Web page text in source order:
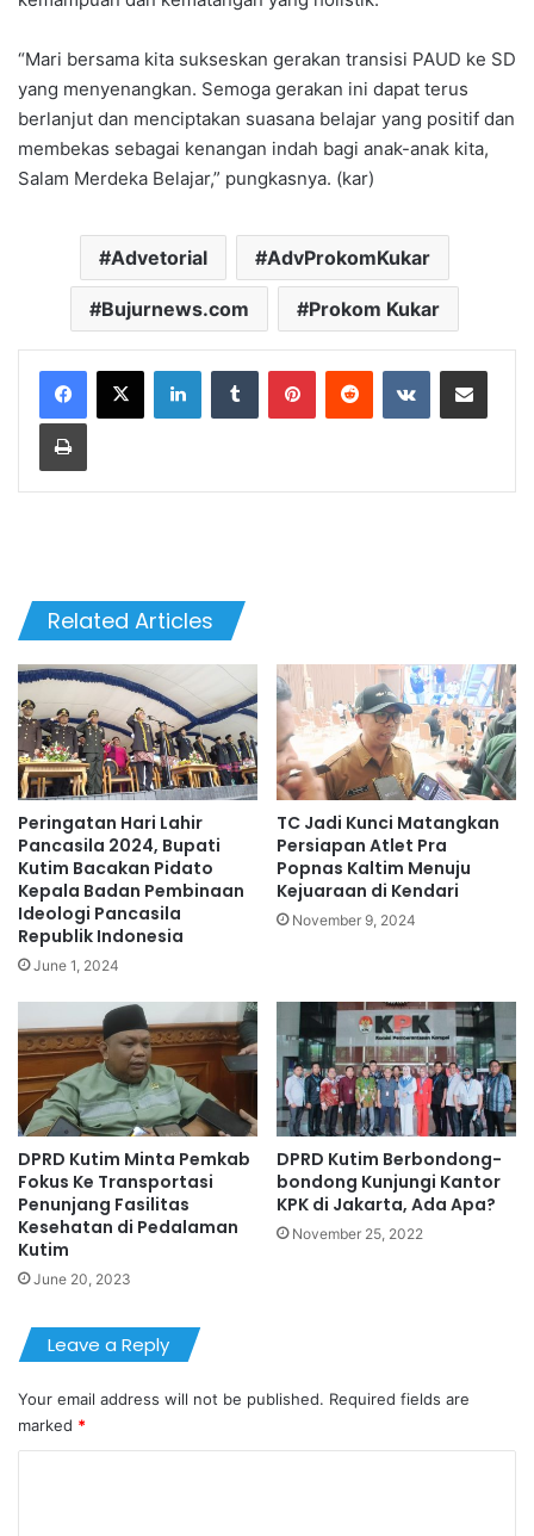
“Mari bersama kita sukseskan gerakan transisi PAUD ke SD
yang menyenangkan. Semoga gerakan ini dapat terus
berlanjut dan menciptakan suasana belajar yang positif dan
membekas sebagai kenangan indah bagi anak-anak kita,
Salam Merdeka Belajar,” pungkasnya. (kar)
Advetorial AdvProkomKukar
Bujurnews.com Prokom Kukar
LinkedInTumblr PinterestReddit VKontakteShare via Email
Print
Related Articles
Peringatan Hari Lahir
Pancasila 2024, Bupati
Kutim Bacakan Pidato
Kepala Badan Pembinaan
Ideologi Pancasila
Republik Indonesia
June 1, 2024
TC Jadi Kunci Matangkan
Persiapan Atlet Pra
Popnas Kaltim Menuju
Kejuaraan di Kendari
November 9, 2024
DPRD Kutim Minta Pemkab
Fokus Ke Transportasi
Penunjang Fasilitas
Kesehatan di Pedalaman
Kutim
June 20, 2023
DPRD Kutim Berbondong-
bondong Kunjungi Kantor
KPK di Jakarta, Ada Apa?
November 25, 2022
Leave a Reply
Your email address will not be published. Required fields are
marked *